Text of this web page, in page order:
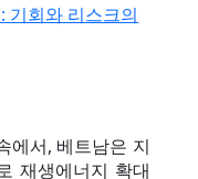
기회와 리스크의
에서, 베트남은 지
재생에너지 확대